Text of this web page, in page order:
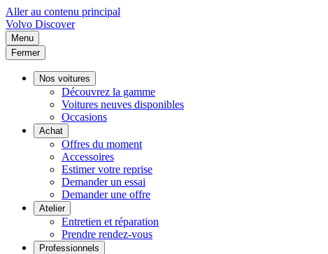
Aller au contenu principal
Volvo Discover
Menu
Fermer
Nos voitures
Découvrez la gamme
Voitures neuves disponibles
Occasions
Achat
Offres du moment
Accessoires
Estimer votre reprise
Demander un essai
Demander une offre
Atelier
Entretien et réparation
Prendre rendez-vous
Professionnels